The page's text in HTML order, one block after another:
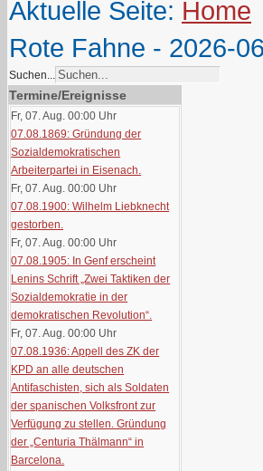
Aktuelle Seite: Home
Rote Fahne - 2026-06
Suchen...
Termine/Ereignisse
Fr, 07. Aug. 00:00 Uhr
07.08.1869: Gründung der
Sozialdemokratischen
Arbeiterpartei in Eisenach.
Fr, 07. Aug. 00:00 Uhr
07.08.1900: Wilhelm Liebknecht
gestorben.
Fr, 07. Aug. 00:00 Uhr
07.08.1905: In Genf erscheint
Lenins Schrift „Zwei Taktiken der
Sozialdemokratie in der
demokratischen Revolution“.
Fr, 07. Aug. 00:00 Uhr
07.08.1936: Appell des ZK der
KPD an alle deutschen
Antifaschisten, sich als Soldaten
der spanischen Volksfront zur
Verfügung zu stellen. Gründung
der „Centuria Thälmann“ in
Barcelona.